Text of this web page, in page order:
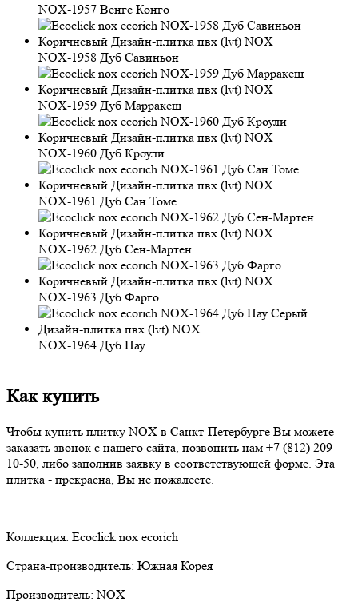
NOX-1957 Венге Конго
NOX-1958 Дуб Савиньон
NOX-1959 Дуб Марракеш
NOX-1960 Дуб Кроули
NOX-1961 Дуб Сан Томе
NOX-1962 Дуб Сен-Мартен
NOX-1963 Дуб Фарго
NOX-1964 Дуб Пау
Как купить
Чтобы купить плитку NOX в Санкт-Петербурге Вы можете
заказать звонок с нашего сайта, позвонить нам +7 (812) 209-
10-50 , либо заполнив заявку в соответствующей форме. Эта
плитка - прекрасна, Вы не пожалеете.
Коллекция: Ecoclick nox ecorich
Страна-производитель: Южная Корея
Производитель:NOX